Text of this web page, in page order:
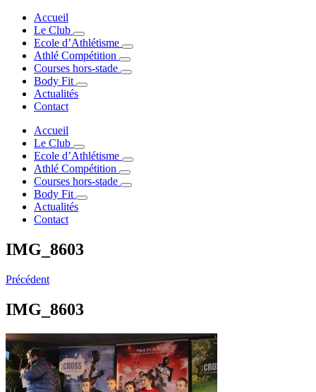
Accueil
Le Club
Ecole d’Athlétisme
Athlé Compétition
Courses hors-stade
Body Fit
Actualités
Contact
Accueil
Le Club
Ecole d’Athlétisme
Athlé Compétition
Courses hors-stade
Body Fit
Actualités
Contact
IMG_8603
Précédent
IMG_8603